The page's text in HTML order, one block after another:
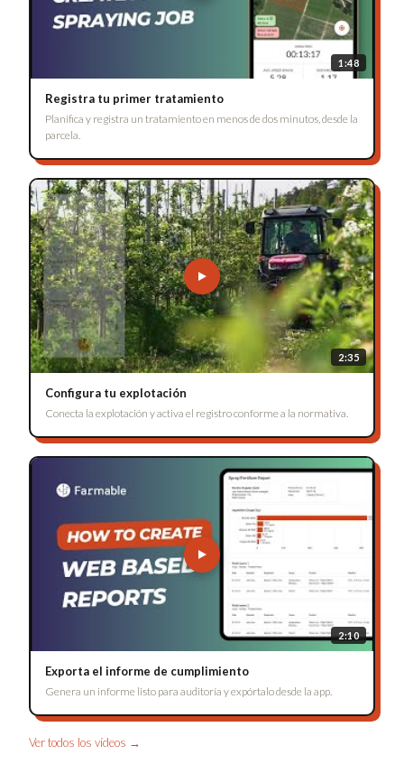
1:48
Registra tu primer tratamiento
Planifica y registra un tratamiento en menos de dos minutos, desde la
parcela.
2:35
Configura tu explotación
Conecta la explotación y activa el registro conforme a la normativa.
2:10
Exporta el informe de cumplimiento
Genera un informe listo para auditoría y expórtalo desde la app.
Ver todos los vídeos →